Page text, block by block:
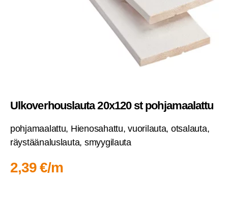
Ulko­ver­hous­lau­ta 20x120 st pohjamaalattu
poh­ja­maa­lat­tu, Hien­osa­hat­tu, vuo­ri­lau­ta, otsa­lau­ta,
räys­tää­na­lus­lau­ta, smyygilauta
2,39 €/m